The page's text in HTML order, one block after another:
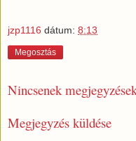
jzp1116 dátum: 8:13
Megosztás
Nincsenek
Megjegyzés küldése